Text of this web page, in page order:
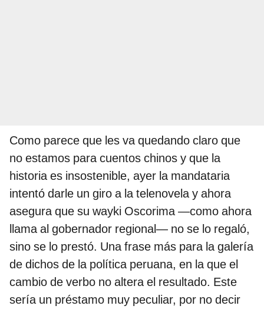
Como parece que les va quedando claro que
no estamos para cuentos chinos y que la
historia es insostenible, ayer la mandataria
intentó darle un giro a la telenovela y ahora
asegura que su wayki Oscorima —como ahora
llama al gobernador regional— no se lo regaló,
sino se lo prestó. Una frase más para la galería
de dichos de la política peruana, en la que el
cambio de verbo no altera el resultado. Este
sería un préstamo muy peculiar, por no decir